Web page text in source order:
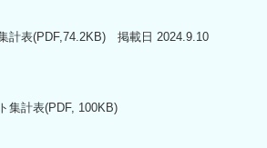
計表(PDF,74.2KB) 掲載日 2024.9.10
集計表(PDF, 100KB)